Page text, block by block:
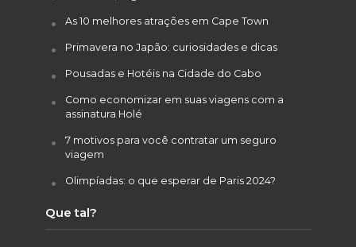
As 10 melhores atrações em Cape Town
Primavera no Japão: curiosidades e dicas
Pousadas e Hotéis na Cidade do Cabo
Como economizar em suas viagens com a
assinatura Holé
7 motivos para você contratar um seguro
viagem
Olimpíadas: o que esperar de Paris 2024?
Que tal?